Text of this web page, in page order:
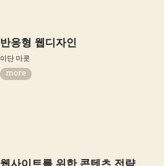
반응형 웹디자인
이단 마콧
more
웹사이트를 위한 콘텐츠 전략